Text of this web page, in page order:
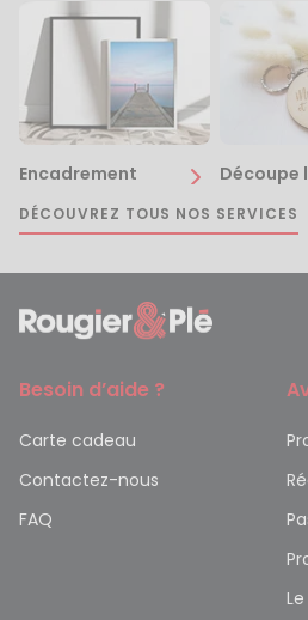
Encadrement Découpe
DÉCOUVREZ TOUS NOS SERVICES
Besoin d’aide ?
Carte cadeau
Contactez-nous
FAQ